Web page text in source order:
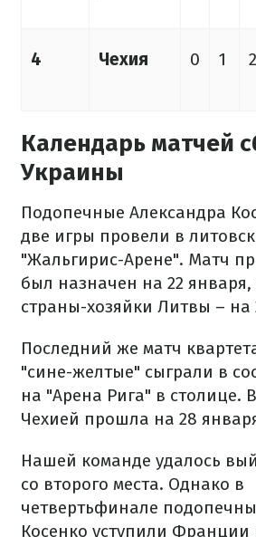
4 Чехия 0 1 2
Календарь матчей
Украины
Подопечные Александра
две игры провели в
"Жальгирис-Арене". Матч
был назначен на 22
страны-хозяйки Литвы – на
Последний же матч
"сине-желтые" сыграли в
на "Арена Рига" в столице.
Чехией прошла на 28
Нашей команде удалось
со второго места. Однако в
четвертьфинале
Косенко уступили Франции